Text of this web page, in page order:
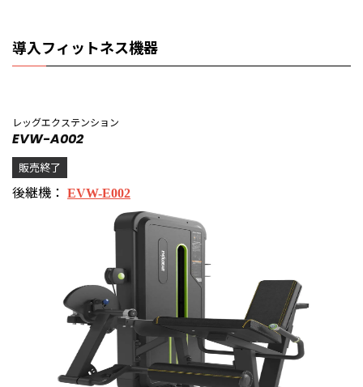
導入フィットネス機器
レッグエクステンション
EVW-A002
販売終了
後継機： EVW-E002